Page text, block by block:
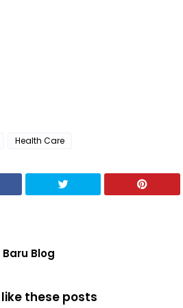
Health Care
Blog
these posts